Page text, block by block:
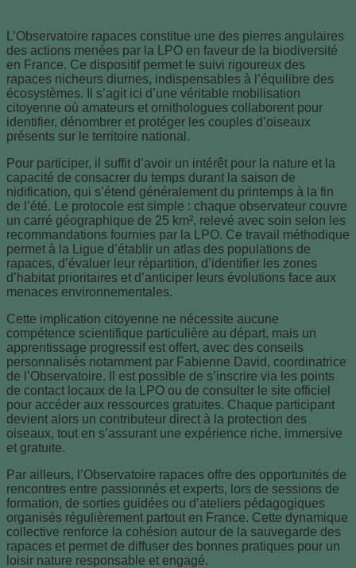
L’Observatoire rapaces constitue une des pierres angulaires
des actions menées par la LPO en faveur de la biodiversité
en France. Ce dispositif permet le suivi rigoureux des
rapaces nicheurs diurnes, indispensables à l’équilibre des
écosystèmes. Il s’agit ici d’une véritable mobilisation
citoyenne où amateurs et ornithologues collaborent pour
identifier, dénombrer et protéger les couples d’oiseaux
présents sur le territoire national.
Pour participer, il suffit d’avoir un intérêt pour la nature et la
capacité de consacrer du temps durant la saison de
nidification, qui s’étend généralement du printemps à la fin
de l’été. Le protocole est simple : chaque observateur couvre
un carré géographique de 25 km², relevé avec soin selon les
recommandations fournies par la LPO. Ce travail méthodique
permet à la Ligue d’établir un atlas des populations de
rapaces, d’évaluer leur répartition, d’identifier les zones
d’habitat prioritaires et d’anticiper leurs évolutions face aux
menaces environnementales.
Cette implication citoyenne ne nécessite aucune
compétence scientifique particulière au départ, mais un
apprentissage progressif est offert, avec des conseils
personnalisés notamment par Fabienne David, coordinatrice
de l’Observatoire. Il est possible de s’inscrire via les points
de contact locaux de la LPO ou de consulter le site officiel
pour accéder aux ressources gratuites. Chaque participant
devient alors un contributeur direct à la protection des
oiseaux, tout en s’assurant une expérience riche, immersive
et gratuite.
Par ailleurs, l’Observatoire rapaces offre des opportunités de
rencontres entre passionnés et experts, lors de sessions de
formation, de sorties guidées ou d’ateliers pédagogiques
organisés régulièrement partout en France. Cette dynamique
collective renforce la cohésion autour de la sauvegarde des
rapaces et permet de diffuser des bonnes pratiques pour un
loisir nature responsable et engagé.